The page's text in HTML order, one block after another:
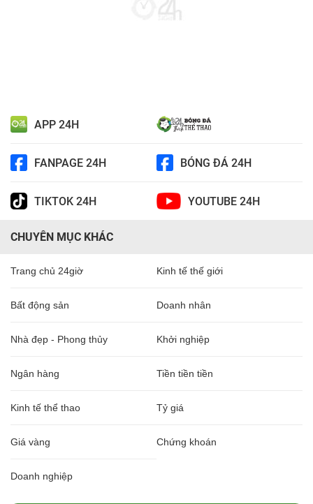
APP 24H
FANPAGE 24H BÓNG ĐÁ 24H
TIKTOK 24H YOUTUBE 24H
CHUYÊN MỤC KHÁC
Trang chủ 24giờ Kinh tế thế giới
Bất động sản Doanh nhân
Nhà đẹp - Phong thủy Khởi nghiệp
Ngân hàng Tiền tiền tiền
Kinh tế thể thao Tỷ giá
Giá vàng Chứng khoán
Doanh nghiệp